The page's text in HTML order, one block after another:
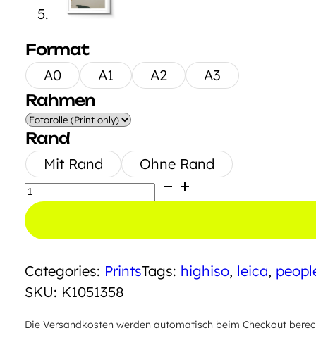
Format
A0
A1 A2
A3
Rahmen
Rand
Mit Rand
Ohne Rand
Between
Stone
and
Menge
Categories: PrintsTags: highiso, leica,
SKU: K1051358
Die Versandkosten werden automatisch beim Checkout